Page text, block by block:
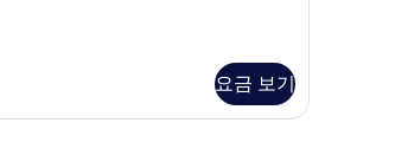
요금 보기